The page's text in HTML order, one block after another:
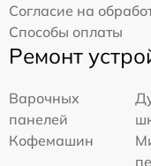
Согласие на
Способы оплаты
Ремонт
Варочных
панелей
Кофемашин